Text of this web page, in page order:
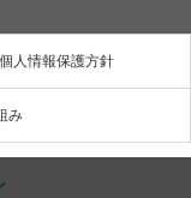
個人情報保護方針
み